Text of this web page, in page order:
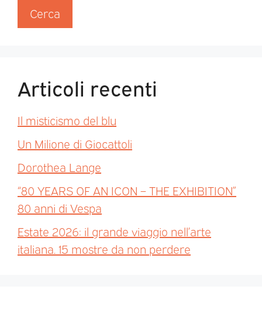
Cerca
Articoli recenti
Il misticismo del blu
Un Milione di Giocattoli
Dorothea Lange
“80 YEARS OF AN ICON – THE EXHIBITION”
80 anni di Vespa
Estate 2026: il grande viaggio nell’arte
italiana. 15 mostre da non perdere